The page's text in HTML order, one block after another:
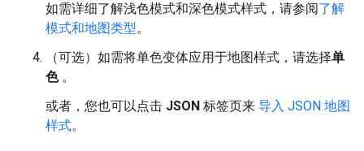
如需详细了解浅色模式和深色模式样式，请参阅了解
模式和地图类型。
（可选）如需将单色变体应用于地图样式，请选择单
色。
或者，您也可以点击 JSON 标签页来 导入 JSON 地图
样式。